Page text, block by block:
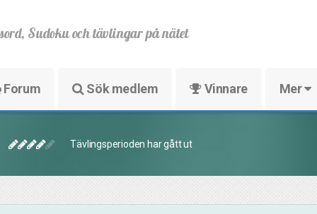
Sudoku och tävlingar på nätet
Forum Sök medlem Vinnare Mer
Tävlingsperioden har gått ut